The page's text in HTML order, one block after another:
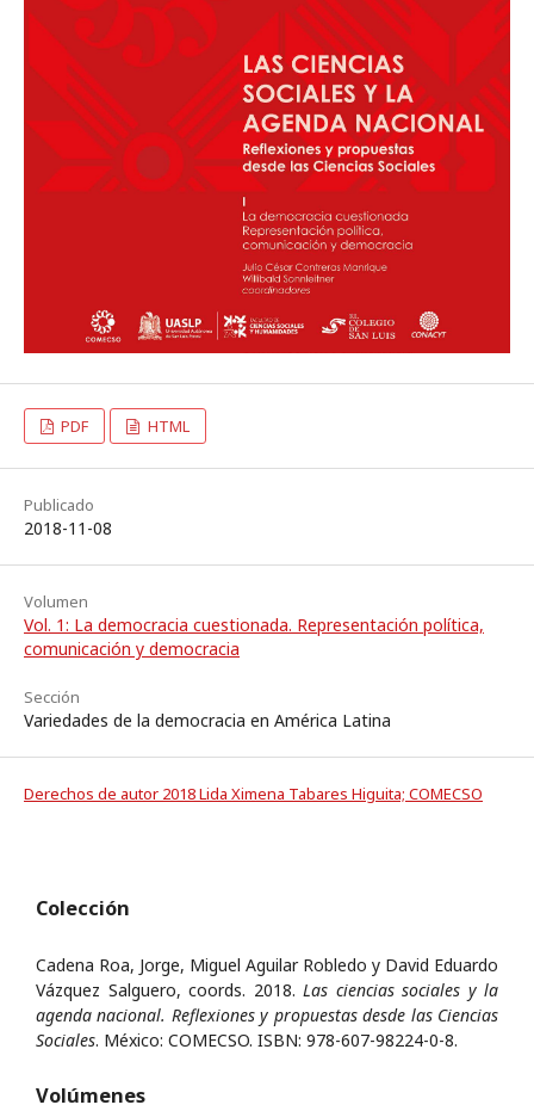
PDF HTML
Publicado
2018-11-08
Volumen
Vol. 1: La democracia cuestionada. Representación política,
comunicación y democracia
Sección
Variedades de la democracia en América Latina
Derechos de autor 2018 Lida Ximena Tabares Higuita; COMECSO
Colección
Cadena Roa, Jorge, Miguel Aguilar Robledo y David Eduardo
Vázquez Salguero, coords. 2018. Las ciencias sociales y la
agenda nacional. Reflexiones y propuestas desde las Ciencias
Sociales. México: COMECSO. ISBN: 978-607-98224-0-8.
Volúmenes